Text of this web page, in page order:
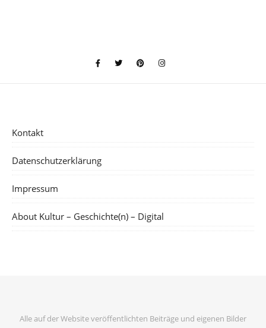
Kontakt
Datenschutzerklärung
Impressum
About Kultur – Geschichte(n) – Digital
Alle auf der Website veröffentlichten Beiträge und eigenen Bilder